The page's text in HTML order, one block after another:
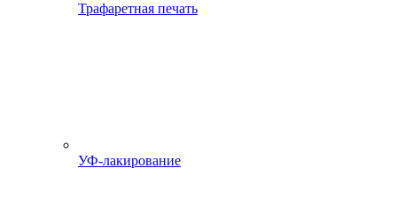
Трафаретная печать
УФ-лакирование